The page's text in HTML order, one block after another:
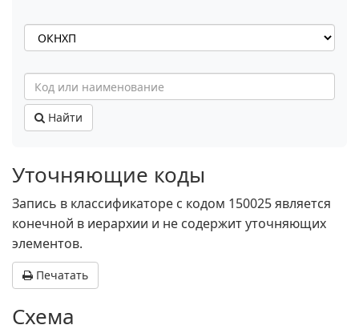
Найти
Уточняющие коды
Запись в классификаторе с кодом 150025 является
конечной в иерархии и не содержит уточняющих
элементов.
Печатать
Схема